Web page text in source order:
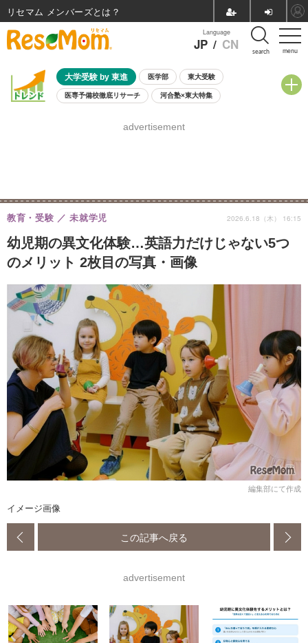
menu
Language
JP / CN search
大学受験 by 東進 医学部 東大受験
医専予備校徹底リサーチ 河合塾×東大特集
8月開催学校説明会・相談会
advertisement
幼児期の異文化体験…英語力だけじゃない5つ
のメリット 2枚目の写真・画像
教育・受験 未就学児 2026.6.18（木） 16:15
編集部にて作成
イメージ画像
この記事へ戻る
advertisement
リセマム メンバーズ